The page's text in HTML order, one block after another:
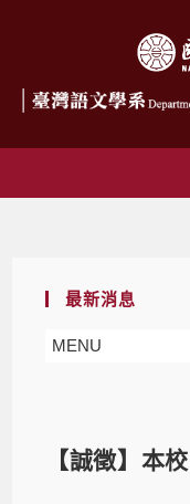
最新消息
MENU
【誠徵】本